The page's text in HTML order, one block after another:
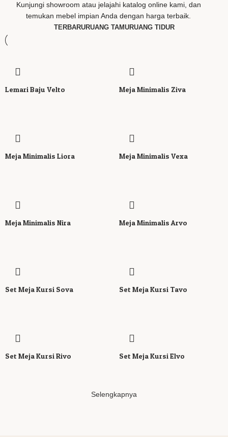
Kunjungi showroom atau jelajahi katalog online kami, dan
temukan mebel impian Anda dengan harga terbaik.
TERBARURUANG TAMURUANG TIDUR
Lemari Baju Velto Meja Minimalis Ziva
Meja Minimalis Liora Meja Minimalis Vexa
Meja Minimalis Nira Meja Minimalis Arvo
Set Meja Kursi Sova Set Meja Kursi Tavo
Set Meja Kursi Rivo Set Meja Kursi Elvo
Selengkapnya